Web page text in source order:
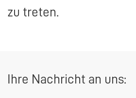
zu treten.
Ihre Nachricht an uns: